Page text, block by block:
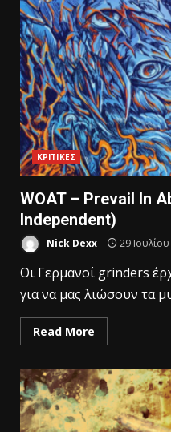
ΚΡΙΤΙΚΕΣ
WOAT – Prevail In
Independent)
Nick Dexx 29
Οι Γερμανοί grinders
για να μας λιώσουν τα
Read More